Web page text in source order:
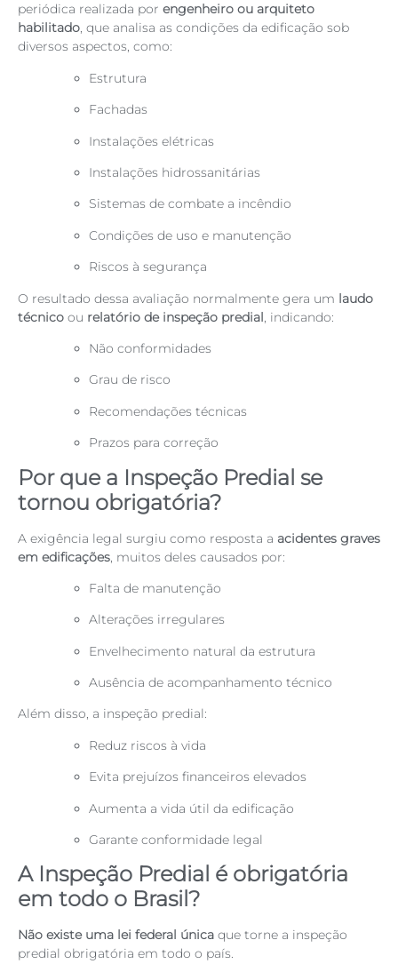
periódica realizada por engenheiro ou arquiteto
habilitado, que analisa as condições da edificação sob
diversos aspectos, como:
Estrutura
Fachadas
Instalações elétricas
Instalações hidrossanitárias
Sistemas de combate a incêndio
Condições de uso e manutenção
Riscos à segurança
O resultado dessa avaliação normalmente gera um laudo
técnico ou relatório de inspeção predial , indicando:
Não conformidades
Grau de risco
Recomendações técnicas
Prazos para correção
Por que a Inspeção Predial se
tornou obrigatória?
A exigência legal surgiu como resposta a acidentes graves
em edificações , muitos deles causados por:
Falta de manutenção
Alterações irregulares
Envelhecimento natural da estrutura
Ausência de acompanhamento técnico
Além disso, a inspeção predial:
Reduz riscos à vida
Evita prejuízos financeiros elevados
Aumenta a vida útil da edificação
Garante conformidade legal
A Inspeção Predial é obrigatória
em todo o Brasil?
Não existe uma lei federal única que torne a inspeção
predial obrigatória em todo o país.